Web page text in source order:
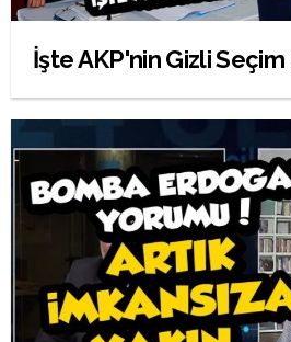
İşte AKP'nin Gizli Seçim